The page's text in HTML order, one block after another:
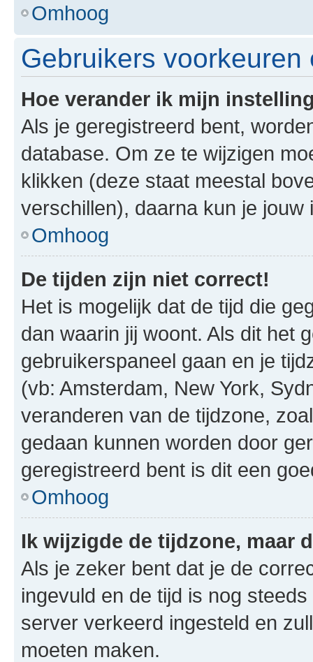
Omhoog
Gebruikers voorkeuren
Hoe verander ik mijn
Als je geregistreerd bent,
database. Om ze te wijzigen
klikken (deze staat meestal
verschillen), daarna kun je jouw
Omhoog
De tijden zijn niet correct!
Het is mogelijk dat de tijd die
dan waarin jij woont. Als dit het
gebruikerspaneel gaan en je
(vb: Amsterdam, New York,
veranderen van de tijdzone,
gedaan kunnen worden door
geregistreerd bent is dit een
Omhoog
Ik wijzigde de tijdzone, maar
Als je zeker bent dat je de
ingevuld en de tijd is nog
server verkeerd ingesteld en
moeten maken.